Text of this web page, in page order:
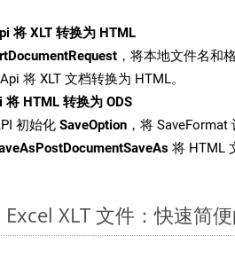
将 XLT 转换为 HTML
，将本地文件名和
将 XLT 文档转换为 HTML。
将 HTML 转换为 ODS
初始化 SaveOption ，将 SaveFormat
将 HTML
XLT 文件：快速简